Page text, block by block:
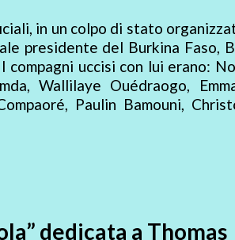
in un colpo di stato
presidente del Burkina Faso,
compagni uccisi con lui erano:
Wallilaye Ouédraogo,
Paulin Bamouni,
dedicata a Thomas